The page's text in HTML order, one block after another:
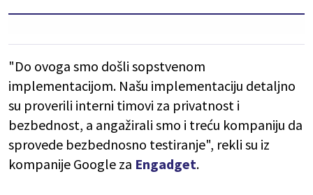
"Do ovoga smo došli sopstvenom
implementacijom. Našu implementaciju detaljno
su proverili interni timovi za privatnost i
bezbednost, a angažirali smo i treću kompaniju da
sprovede bezbednosno testiranje", rekli su iz
kompanije Google za Engadget.